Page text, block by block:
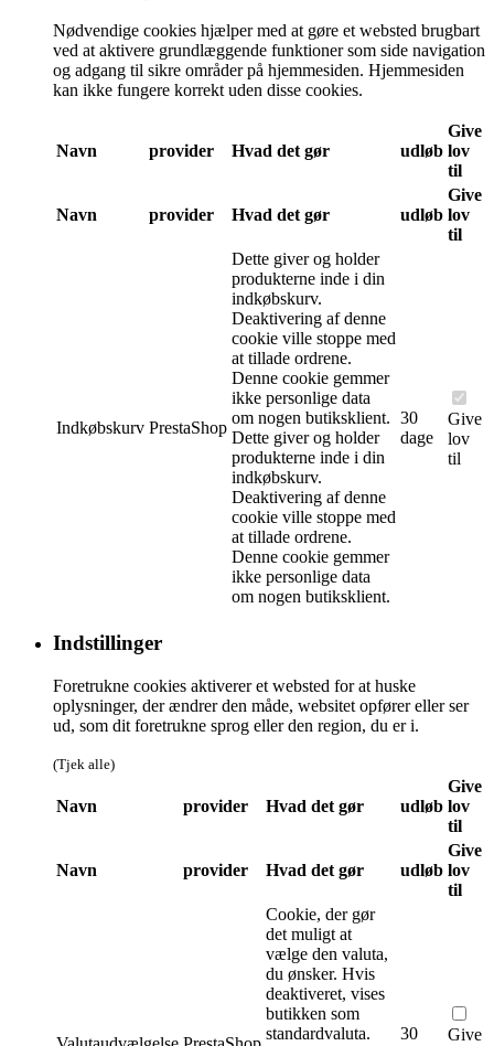
Nødvendige cookies hjælper med at gøre et websted brugbart
ved at aktivere grundlæggende funktioner som side navigation
og adgang til sikre områder på hjemmesiden. Hjemmesiden
kan ikke fungere korrekt uden disse cookies.
Navn provider Hvad det gør udløb
Give
lov
til
Navn provider Hvad det gør udløb
Give
lov
til
Indkøbskurv PrestaShop
Dette giver og holder
produkterne inde i din
indkøbskurv.
Deaktivering af denne
cookie ville stoppe med
at tillade ordrene.
Denne cookie gemmer
ikke personlige data
om nogen butiksklient.
Dette giver og holder
produkterne inde i din
indkøbskurv.
Deaktivering af denne
cookie ville stoppe med
at tillade ordrene.
Denne cookie gemmer
ikke personlige data
om nogen butiksklient.
30
dage
Give
lov
til
Indstillinger
Foretrukne cookies aktiverer et websted for at huske
oplysninger, der ændrer den måde, websitet opfører eller ser
ud, som dit foretrukne sprog eller den region, du er i.
(Tjek alle)
Navn provider Hvad det gør udløb
Give
lov
til
Navn provider Hvad det gør udløb
Give
lov
til
Cookie, der gør
det muligt at
vælge den valuta,
du ønsker. Hvis
deaktiveret, vises
butikken som
standardvaluta.
30
Give